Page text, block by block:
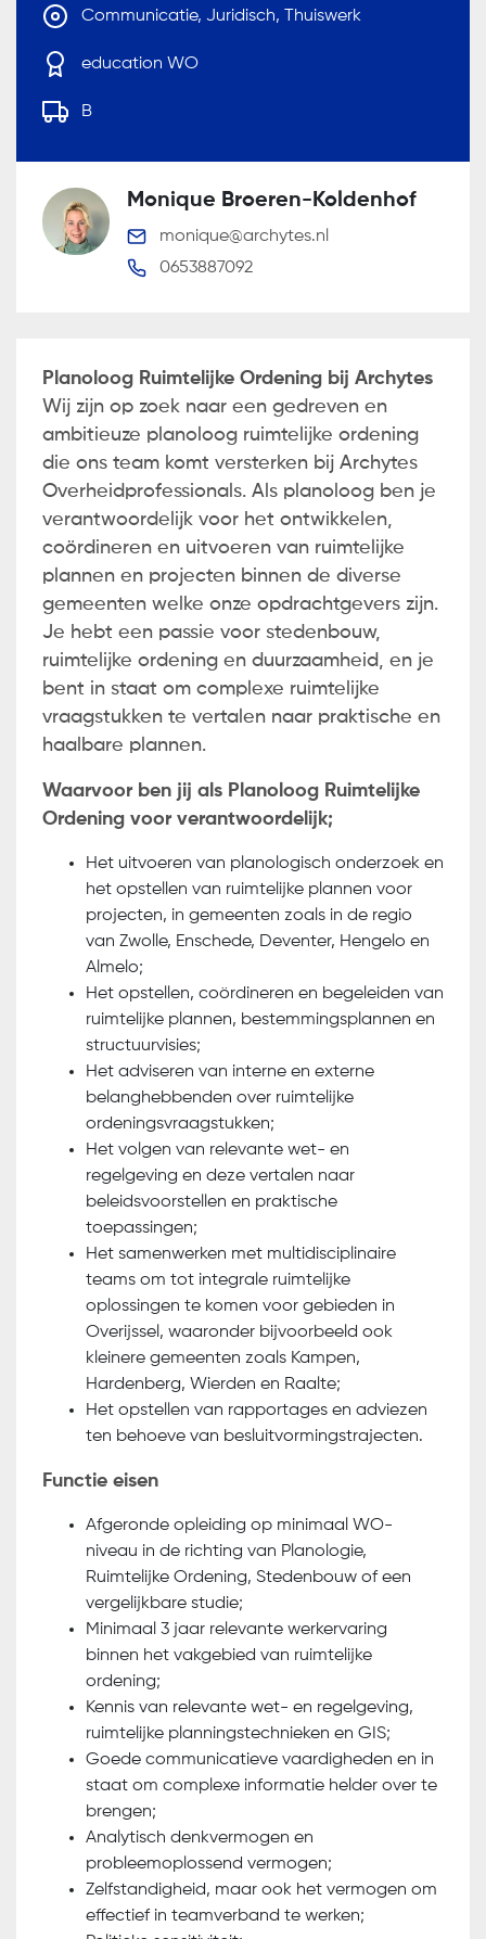
Communicatie, Juridisch, Thuiswerk
education WO
B
Monique Broeren-Koldenhof
monique@archytes.nl
0653887092
Planoloog Ruimtelijke Ordening bij Archytes
Wij zijn op zoek naar een gedreven en
ambitieuze planoloog ruimtelijke ordening
die ons team komt versterken bij Archytes
Overheidprofessionals. Als planoloog ben je
verantwoordelijk voor het ontwikkelen,
coördineren en uitvoeren van ruimtelijke
plannen en projecten binnen de diverse
gemeenten welke onze opdrachtgevers zijn.
Je hebt een passie voor stedenbouw,
ruimtelijke ordening en duurzaamheid, en je
bent in staat om complexe ruimtelijke
vraagstukken te vertalen naar praktische en
haalbare plannen.
Waarvoor ben jij als Planoloog Ruimtelijke
Ordening voor verantwoordelijk;
Het uitvoeren van planologisch onderzoek en
het opstellen van ruimtelijke plannen voor
projecten, in gemeenten zoals in de regio
van Zwolle, Enschede, Deventer, Hengelo en
Almelo;
Het opstellen, coördineren en begeleiden van
ruimtelijke plannen, bestemmingsplannen en
structuurvisies;
Het adviseren van interne en externe
belanghebbenden over ruimtelijke
ordeningsvraagstukken;
Het volgen van relevante wet- en
regelgeving en deze vertalen naar
beleidsvoorstellen en praktische
toepassingen;
Het samenwerken met multidisciplinaire
teams om tot integrale ruimtelijke
oplossingen te komen voor gebieden in
Overijssel, waaronder bijvoorbeeld ook
kleinere gemeenten zoals Kampen,
Hardenberg, Wierden en Raalte;
Het opstellen van rapportages en adviezen
ten behoeve van besluitvormingstrajecten.
Functie eisen
Afgeronde opleiding op minimaal WO-
niveau in de richting van Planologie,
Ruimtelijke Ordening, Stedenbouw of een
vergelijkbare studie;
Minimaal 3 jaar relevante werkervaring
binnen het vakgebied van ruimtelijke
ordening;
Kennis van relevante wet- en regelgeving,
ruimtelijke planningstechnieken en GIS;
Goede communicatieve vaardigheden en in
staat om complexe informatie helder over te
brengen;
Analytisch denkvermogen en
probleemoplossend vermogen;
Zelfstandigheid, maar ook het vermogen om
effectief in teamverband te werken;